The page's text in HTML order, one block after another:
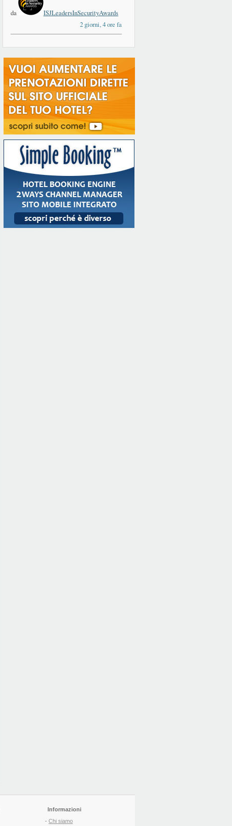
da
ISJLeadersInSecurityAwards
2 giorni, 4 ore fa
Informazioni
- Chi siamo